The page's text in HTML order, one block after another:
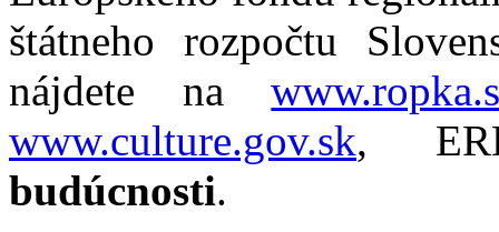
štátneho rozpočtu
nájdete na
www.culture.gov.sk,
budúcnosti.